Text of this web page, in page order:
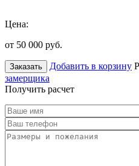
Цена:
от 50 000 руб.
Заказать Добавить в корзину
замерщика
Получить расчет